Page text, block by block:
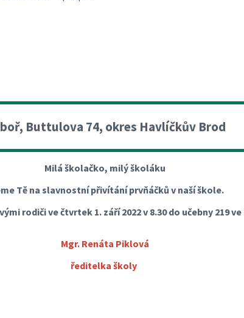
Buttulova 74, okres Havlíčkův Brod
Milá školačko, milý školáku
Tě na slavnostní přivítání prvňáčků v naší škole.
rodiči ve čtvrtek 1. září 2022 v 8.30 do učebny 219
Mgr. Renáta Piklová
ředitelka školy